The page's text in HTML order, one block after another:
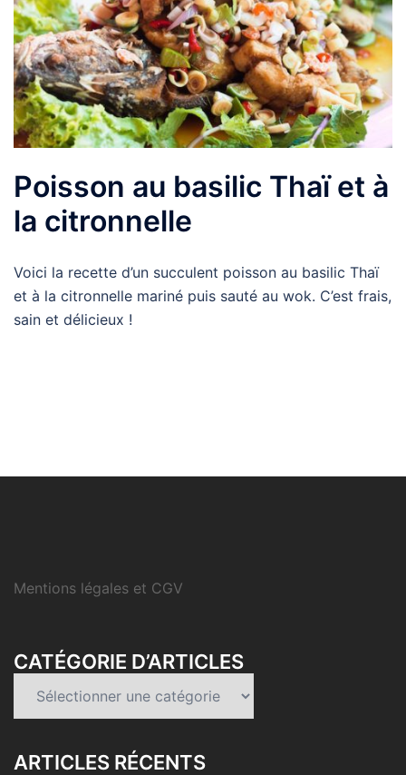
Poisson au basilic Thaï et à
la citronnelle
Voici la recette d’un succulent poisson au basilic Thaï
et à la citronnelle mariné puis sauté au wok. C’est frais,
sain et délicieux !
Mentions légales et CGV
CATÉGORIE D’ARTICLES
d’articles
ARTICLES RÉCENTS